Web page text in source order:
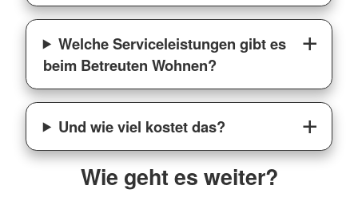
Welche Serviceleistungen gibt es
beim Betreuten Wohnen?
Und wie viel kostet das?
Wie geht es weiter?